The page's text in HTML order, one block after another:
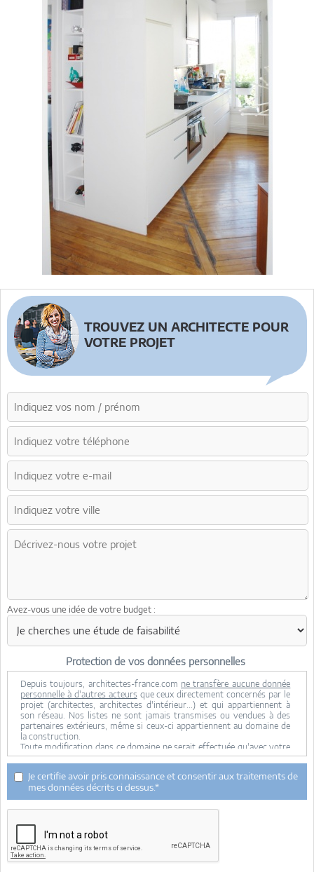
TROUVEZ UN ARCHITECTE POUR
VOTRE PROJET
Avez-vous une idée de votre budget :
Protection de vos données personnelles
Depuis toujours, architectes-france.com ne transfère aucune donnée
personnelle à d'autres acteurs que ceux directement concernés par le
projet (architectes, architectes d'intérieur...) et qui appartiennent à
son réseau. Nos listes ne sont jamais transmises ou vendues à des
partenaires extérieurs, même si ceux-ci appartiennent au domaine de
la construction.
Toute modification dans ce domaine ne serait effectuée qu'avec votre
consentement.
Je consens à ce que mes données personnelles soient collectées pour
permettre à architectes-france de transférer votre projet aux
architectes. Seul Architectes-france, ses équipes internes et la
maitrise d'oeuvre concernée par le projet y ont accès. Aucune
transmission de données à des tiers à l'exclusion de ceux décrits ci
dessus n'est réalisée.
Mes données téléphoniques seront uniquement utilisées par
Architectes-france.com et les architectes de notre réseau dans le
cadre de la qualification et du suivi de mon projet.
Je certifie avoir pris connaissance et consentir aux traitements de
mes données décrits ci dessus.*